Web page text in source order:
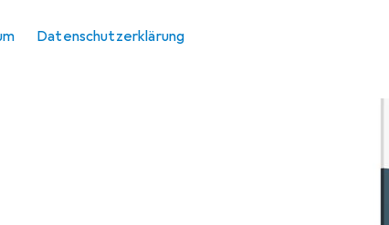
Datenschutzerklärung